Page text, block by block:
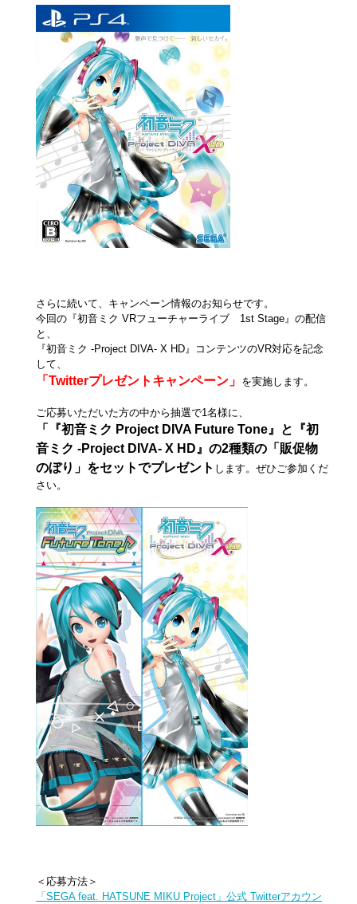
さらに続いて、キャンペーン情報のお知らせです。
今回の『初音ミク VRフューチャーライブ 1st Stage』の配信
と、
『初音ミク -Project DIVA- X HD』コンテンツのVR対応を記念
して、
「Twitterプレゼントキャンペーン」 を実施します。
ご応募いただいた方の中から抽選で1名様に、
「『初音ミク Project DIVA Future Tone』と『初
音ミク -Project DIVA- X HD』の2種類の「販促物
のぼり」をセットでプレゼント します。ぜひご参加くだ
さい。
＜応募方法＞
「SEGA feat. HATSUNE MIKU Project」公式 Twitterアカウン